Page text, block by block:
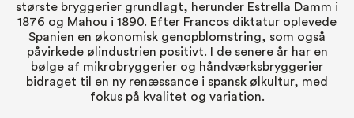
største bryggerier grundlagt, herunder Estrella Damm i
1876 og Mahou i 1890. Efter Francos diktatur oplevede
Spanien en økonomisk genopblomstring, som også
påvirkede ølindustrien positivt. I de senere år har en
bølge af mikrobryggerier og håndværksbryggerier
bidraget til en ny renæssance i spansk ølkultur, med
fokus på kvalitet og variation.